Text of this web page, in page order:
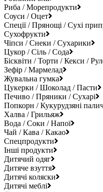
Риба / Морепродукти
Соуси / Оцет
Спеції / Прянощі / Сухі
Сухофрукти
Чіпси / Снеки / Сухарики
Цукор / Сіль / Сода
Бісквіти / Торти / Кекси /
Зефір / Мармелад
Жувальна гумка
Цукерки / Шоколад / Пасти
Печиво / Пряники / Сухарі
Попкорн / Кукурудзяні
Халва / Грильяж
Вода / Соки / Напої
Чай / Кава / Какао
Спецпродукти
Інші продукти
Дитячий одяг
Дитяче взуття
Дитячі коляски
Дитячі меблі